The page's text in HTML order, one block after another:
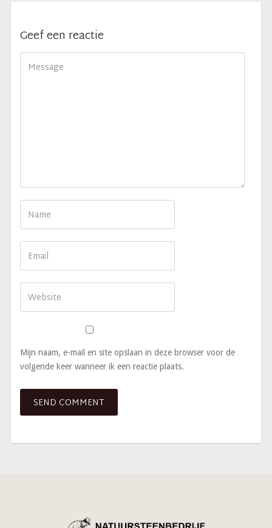
Geef een reactie
Mijn naam, e-mail en site opslaan in deze browser voor de
volgende keer wanneer ik een reactie plaats.